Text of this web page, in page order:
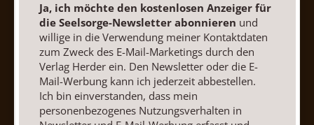
Vertrag widerrufen Abo online kündigen
Ja, ich möchte den kostenlosen Anzeiger für
die Seelsorge-Newsletter abonnieren und
willige in die Verwendung meiner Kontaktdaten
zum Zweck des E-Mail-Marketings durch den
Verlag Herder ein. Den Newsletter oder die E-
Mail-Werbung kann ich jederzeit abbestellen.
Ich bin einverstanden, dass mein
personenbezogenes Nutzungsverhalten in